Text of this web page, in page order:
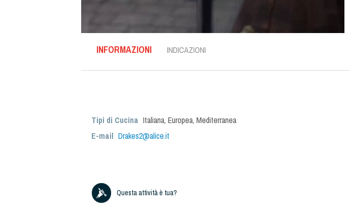
INFORMAZIONI INDICAZIONI
Tipi di Cucina Italiana, Europea, Mediterranea
E-mail Drakes2@alice.it
Questa attività è tua?